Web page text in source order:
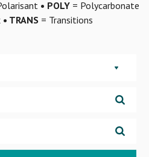
• POLY= Polycarbonate
• TRANS= Transitions